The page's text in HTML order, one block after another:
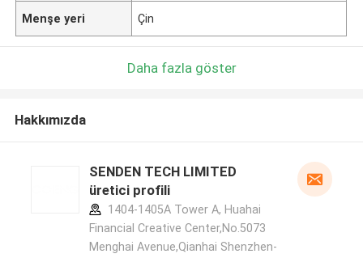
Menşe yeri Çin
Daha fazla göster
Hakkımızda
SENDEN TECH LIMITED
üretici profili
1404-1405A Tower A, Huahai
Financial Creative Center,No.5073
Menghai Avenue,Qianhai Shenzhen-